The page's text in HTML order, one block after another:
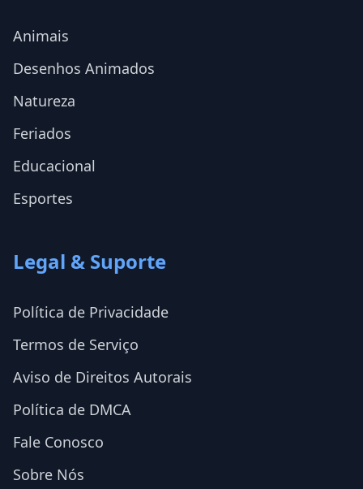
Animais
Desenhos Animados
Natureza
Feriados
Educacional
Esportes
Legal & Suporte
Política de Privacidade
Termos de Serviço
Aviso de Direitos Autorais
Política de DMCA
Fale Conosco
Sobre Nós